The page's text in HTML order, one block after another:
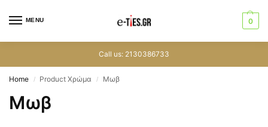
MENU 0
Call us: 2130386733
Home / Product Χρώμα / Μωβ
Μωβ